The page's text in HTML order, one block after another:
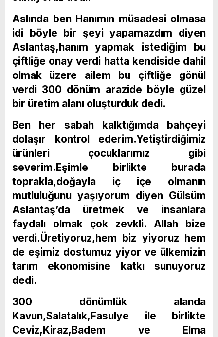
Aslında ben Hanımın müsadesi olmasa
idi böyle bir şeyi yapamazdım diyen
Aslantaş,hanım yapmak istediğim bu
çiftliğe onay verdi hatta kendiside dahil
olmak üzere ailem bu çiftliğe gönül
verdi 300 dönüm arazide böyle güzel
bir üretim alanı oluşturduk dedi.
Ben her sabah kalktığımda bahçeyi
dolaşır kontrol ederim.Yetiştirdiğimiz
ürünleri çocuklarımız gibi
severim.Eşimle birlikte burada
toprakla,doğayla iç içe olmanın
mutluluğunu yaşıyorum diyen Gülsüm
Aslantaş’da üretmek ve insanlara
faydalı olmak çok zevkli. Allah bize
verdi.Üretiyoruz,hem biz yiyoruz hem
de eşimiz dostumuz yiyor ve ülkemizin
tarım ekonomisine katkı sunuyoruz
dedi.
300 dönümlük alanda
Kavun,Salatalık,Fasulye ile birlikte
Ceviz,Kiraz,Badem ve Elma